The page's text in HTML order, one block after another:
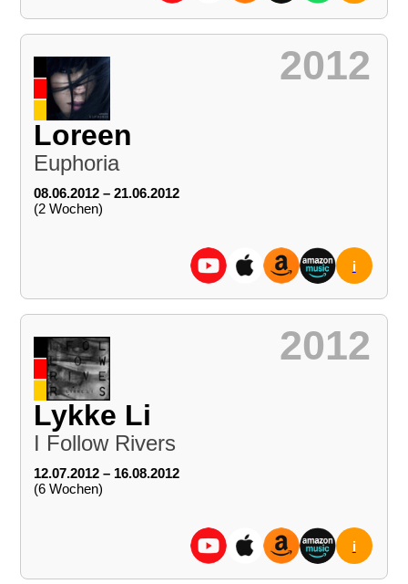
2012
Loreen
Euphoria
08.06.2012 – 21.06.2012
(2 Wochen)
i
2012
Lykke Li
I Follow Rivers
12.07.2012 – 16.08.2012
(6 Wochen)
i